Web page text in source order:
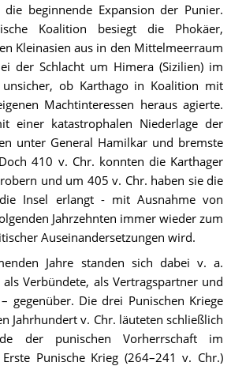
die beginnende Expansion der Punier.
Koalition besiegt die Phokäer,
Kleinasien aus in den Mittelmeerraum
der Schlacht um Himera (Sizilien) im
ob Karthago in Koalition mit
Machtinteressen heraus agierte.
einer katastrophalen Niederlage der
unter General Hamilkar und bremste
410 v. Chr. konnten die Karthager
und um 405 v. Chr. haben sie die
Insel erlangt - mit Ausnahme von
Jahrzehnten immer wieder zum
Auseinandersetzungen wird.
Jahre standen sich dabei v. a.
Verbündete, als Vertragspartner und
gegenüber. Die drei Punischen Kriege
Jahrhundert v. Chr. läuteten schließlich
der punischen Vorherrschaft im
Punische Krieg (264–241 v. Chr.)